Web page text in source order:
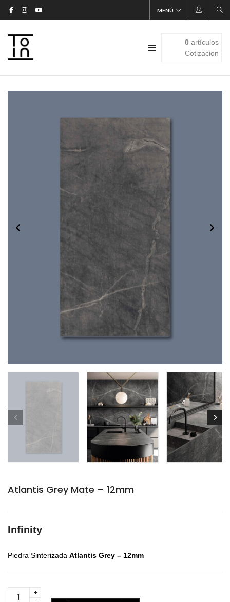
MENÚ
0artículos
Cotizacion
Atlantis Grey Mate – 12mm
Infinity
Piedra Sinterizada Atlantis Grey – 12mm
Atlantis